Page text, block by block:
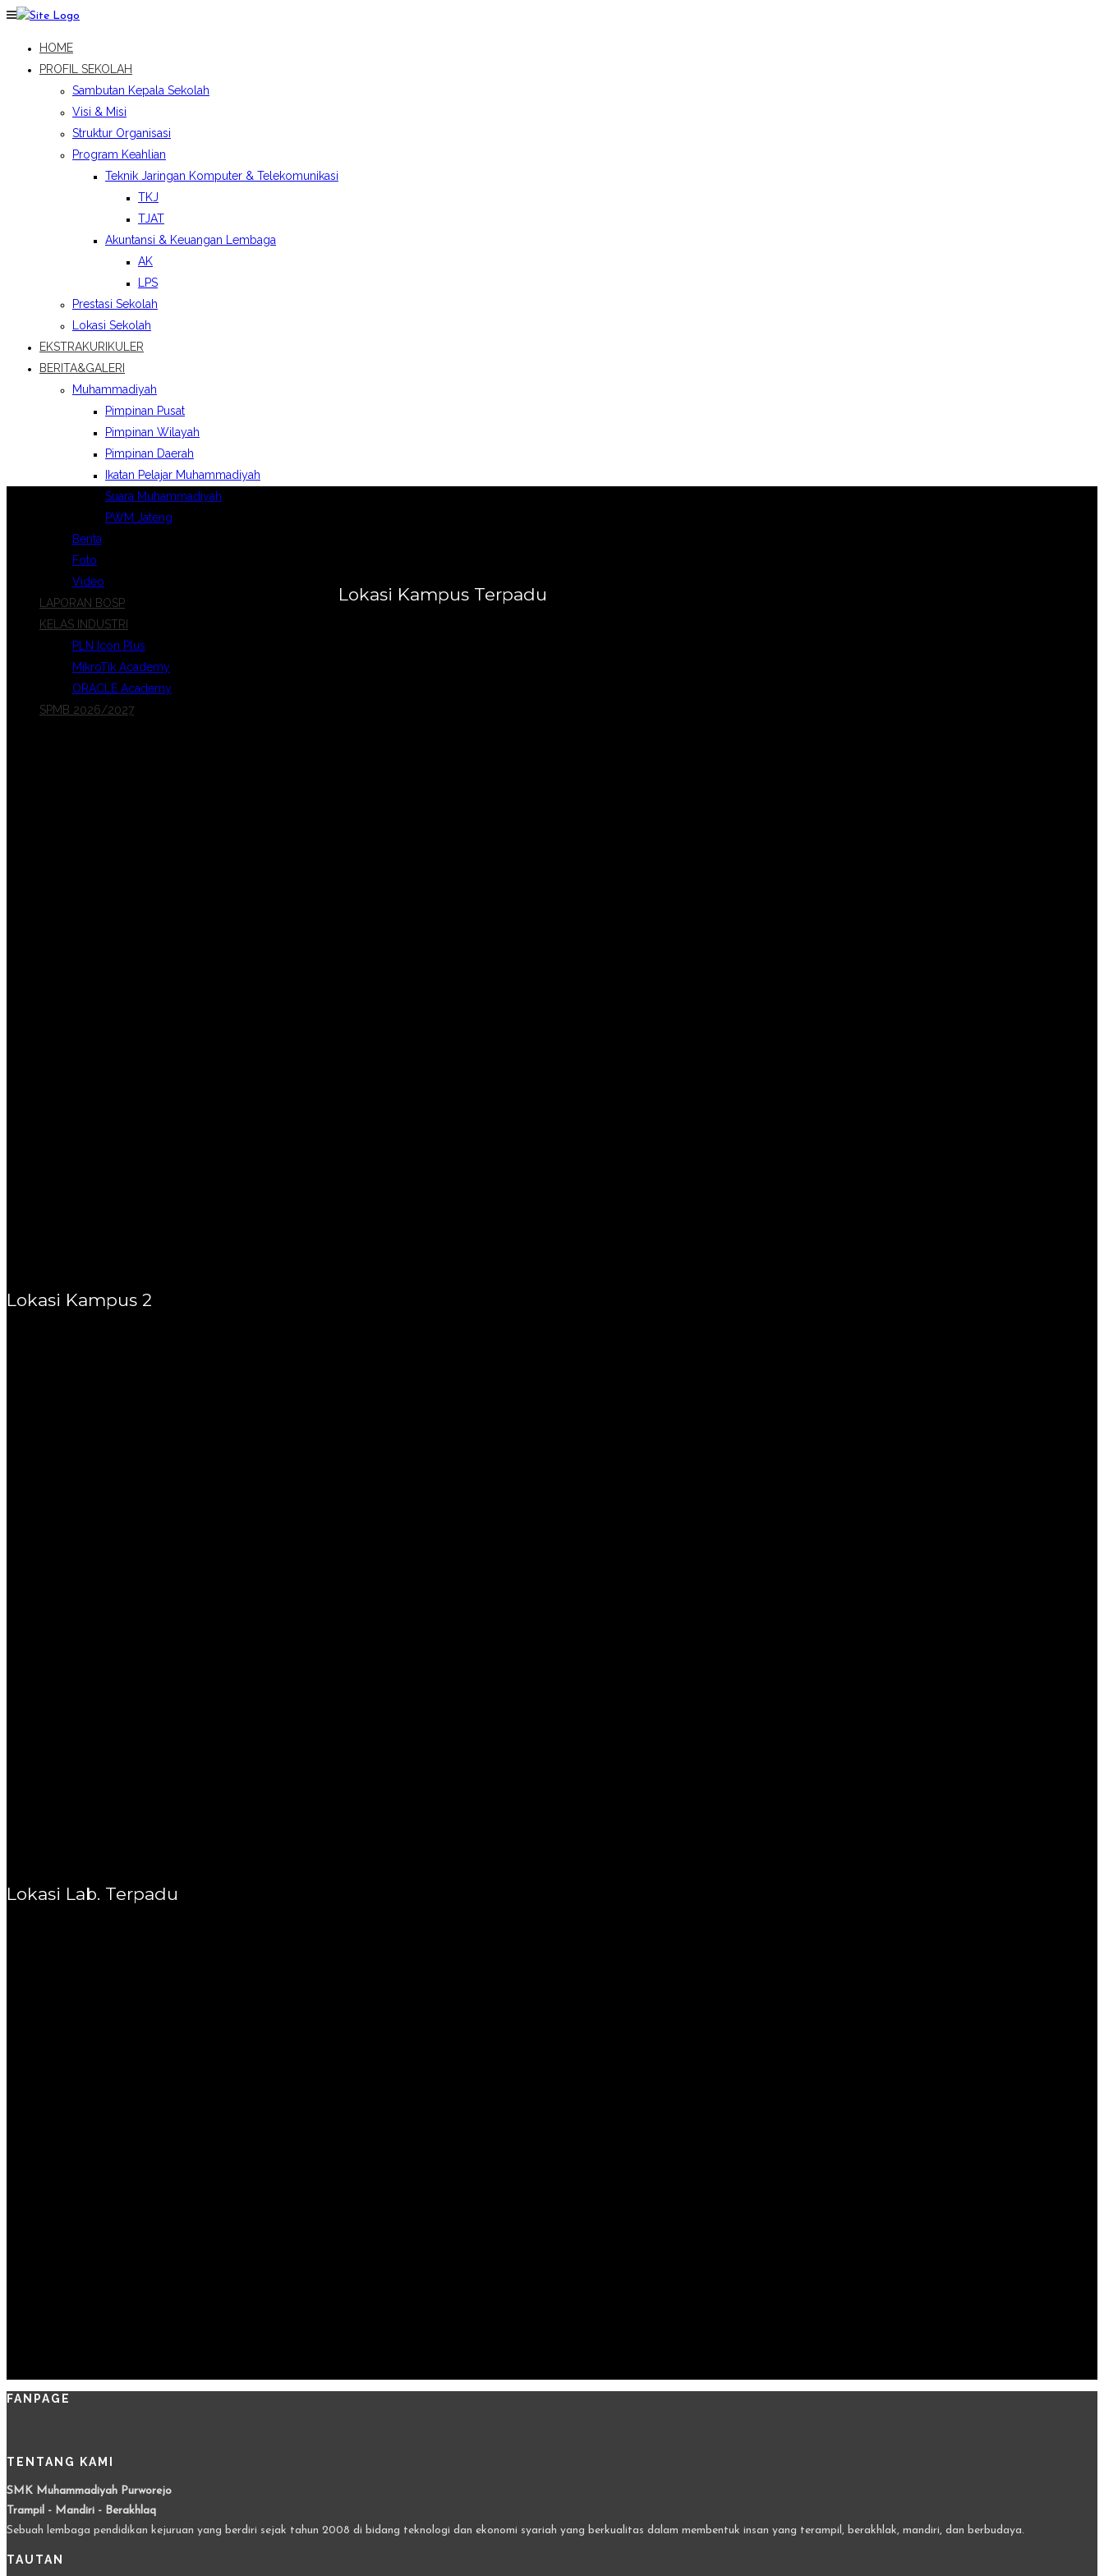
HOME
PROFIL SEKOLAH
Sambutan Kepala Sekolah
Visi & Misi
Struktur Organisasi
Program Keahlian
Teknik Jaringan Komputer & Telekomunikasi
TKJ
TJAT
Akuntansi & Keuangan Lembaga
AK
LPS
Prestasi Sekolah
Lokasi Sekolah
EKSTRAKURIKULER
BERITA&GALERI
Muhammadiyah
Pimpinan Pusat
Pimpinan Wilayah
Pimpinan Daerah
Ikatan Pelajar Muhammadiyah
Suara Muhammadiyah
PWM Jateng
Berita
Foto
Video
LAPORAN BOSP
KELAS INDUSTRI
PLN Icon Plus
MikroTik Academy
ORACLE Academy
SPMB 2026/2027
Lokasi Kampus Terpadu
Lokasi Kampus 2
Lokasi Lab. Terpadu
FANPAGE
TENTANG KAMI
SMK Muhammadiyah Purworejo
Trampil - Mandiri - Berakhlaq
Sebuah lembaga pendidikan kejuruan yang berdiri sejak tahun 2008 di bidang teknologi dan ekonomi syariah yang berkualitas dalam membentuk insan yang terampil, berakhlak, mandiri, dan berbudaya.
TAUTAN